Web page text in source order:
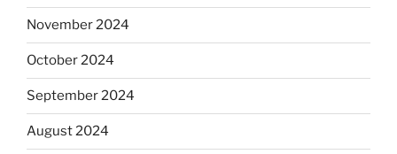
November 2024
October 2024
September 2024
August 2024